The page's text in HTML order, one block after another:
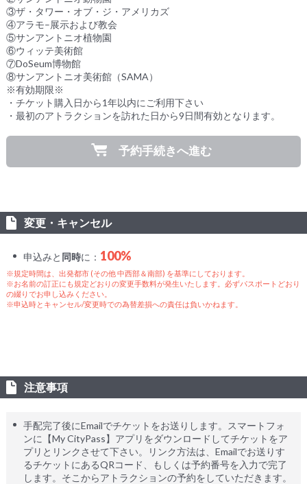
③ザ・タワー・オブ・ジ・アメリカズ
④アラモ–展示および教会
⑤サンアントニオ植物園
⑥ウィッテ美術館
⑦DoSeum博物館
⑧サンアントニオ美術館（SAMA）
※有効期限※
・チケット購入日から1年以内にご利用下さい
・最初のアトラクションを訪れた日から9日間有効となります。
予約手続きへ進む
変更・キャンセル
申込みと 同時に： 100%
※規定時間は、出発都市 (その他 中西部＆南部) を基準にしております。
※お名前の訂正にも規定どおりの変更手数料が発生いたします。必ずパスポートどおり
の綴りでお申し込みください。
※申込時とキャンセル/変更時での為替差損への責任は負いかねます。
注意事項
手配完了後にEmailでチケットをお送りします。スマートフォ
ンに【My CityPass】アプリをダウンロードしてチケットをア
プリとリンクさせて下さい。リンク方法は、Emailでお送りす
るチケットにあるQRコード、もしくは予約番号を入力で完了
します。そこからアトラクションの予約をしていただきます。